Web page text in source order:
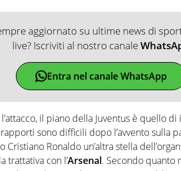
aggiornato su ultime news di
live? Iscriviti al nostro canale
Entra nel canale WhatsApp
il piano della Juventus è quello
sono difficili dopo l’avvento sulla
Cristiano Ronaldo un’altra stella
trattativa con l’Arsenal. Secondo quanto